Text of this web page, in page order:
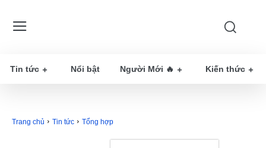
Tin tức Nổi bật Người Mới 🔥 Kiến thức
Trang chủ Tin tức Tổng hợp